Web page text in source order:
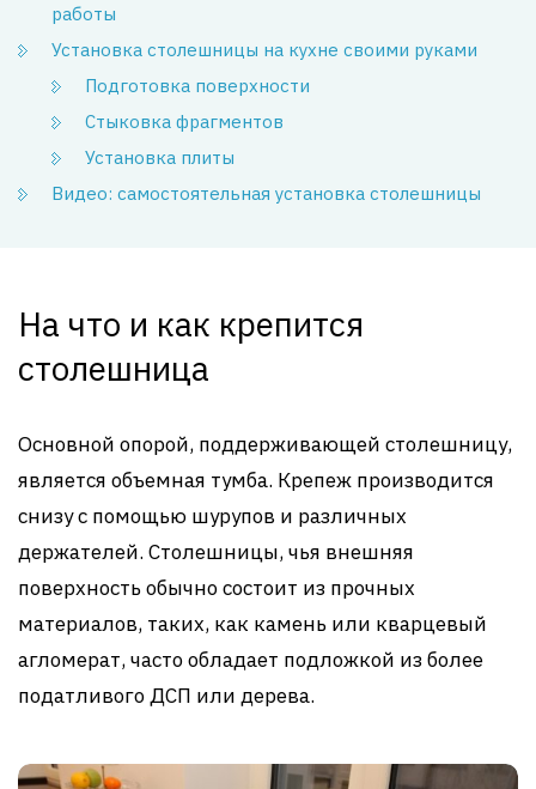
работы
Установка столешницы на кухне своими руками
Подготовка поверхности
Стыковка фрагментов
Установка плиты
Видео: самостоятельная установка столешницы
На что и как крепится
столешница
Основной опорой, поддерживающей столешницу,
является объемная тумба. Крепеж производится
снизу с помощью шурупов и различных
держателей. Столешницы, чья внешняя
поверхность обычно состоит из прочных
материалов, таких, как камень или кварцевый
агломерат, часто обладает подложкой из более
податливого ДСП или дерева.